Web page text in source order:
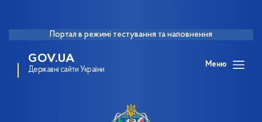
Портал в режимі тестування та наповнення
GOV.UA
Державні сайти України
Меню